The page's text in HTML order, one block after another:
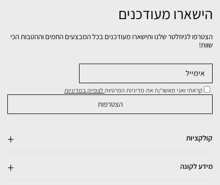
הישארו מעודכנים
הצטרפו לניוזלטר שלנו ותישארו מעודכנים בכל המבצעים החמים וההטבות הכי
שוות!
קראתי ואני מאשר/ת את מדיניות הפרטיותלצפייה במדיניות
קולקציות
מידע לקונה